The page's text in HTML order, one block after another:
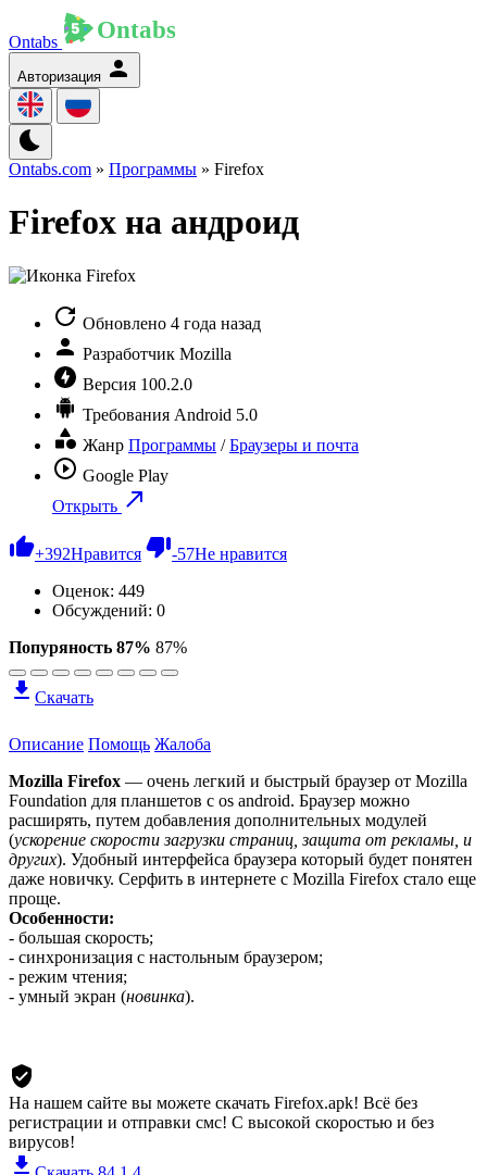
Ontabs
Авторизация
Ontabs.com » Программы » Firefox
Firefox на андроид
Обновлено 4 года назад
Разработчик Mozilla
Версия 100.2.0
Требования Android 5.0
Жанр Программы /Браузеры и почта
Google Play
Открыть
+392Нравится -57Не нравится
Оценок: 449
Обсуждений: 0
Попуряность 87% 87%
Скачать
Описание Помощь Жалоба
Mozilla Firefox — очень легкий и быстрый браузер от Mozilla
Foundation для планшетов с os android. Браузер можно
расширять, путем добавления дополнительных модулей
(ускорение скорости загрузки страниц, защита от рекламы, и
других). Удобный интерфейса браузера который будет понятен
даже новичку. Серфить в интернете с Mozilla Firefox стало еще
проще.
Особенности:
- большая скорость;
- синхронизация с настольным браузером;
- режим чтения;
- умный экран (новинка).
На нашем сайте вы можете скачать Firefox.apk! Всё без
регистрации и отправки смс! С высокой скоростью и без
вирусов!